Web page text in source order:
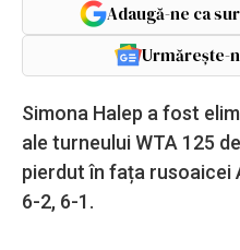
Adaugă-ne ca
Urmărește-
Simona Halep a fost
ale turneului WTA 125
pierdut în fața rusoaicei
6-2, 6-1.